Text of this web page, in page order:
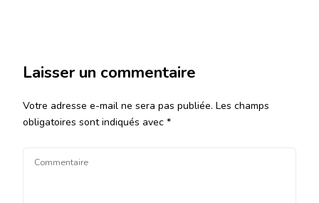
Laisser un commentaire
Votre adresse e-mail ne sera pas publiée. Les champs
obligatoires sont indiqués avec *